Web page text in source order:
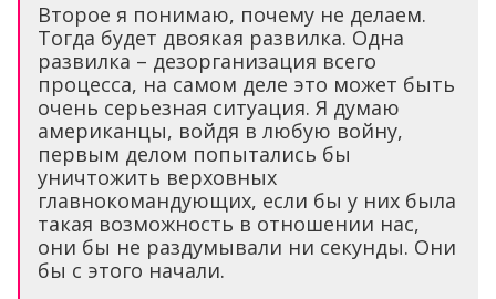
Второе я понимаю, почему не делаем.
Тогда будет двоякая развилка. Одна
развилка – дезорганизация всего
процесса, на самом деле это может быть
очень серьезная ситуация. Я думаю
американцы, войдя в любую войну,
первым делом попытались бы
уничтожить верховных
главнокомандующих, если бы у них была
такая возможность в отношении нас,
они бы не раздумывали ни секунды. Они
бы с этого начали.